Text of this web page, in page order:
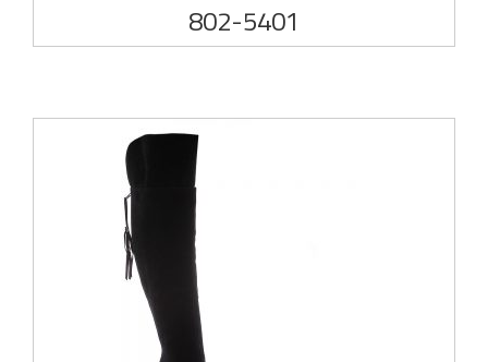
802-5401